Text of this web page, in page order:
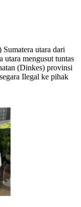
utara dari
utara mengusut tuntas
(Dinkes) provinsi
Ilegal ke pihak